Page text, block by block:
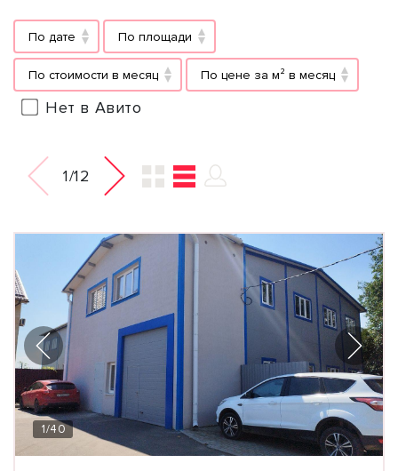
По дате По площади
По стоимости в месяц По цене за м² в месяц
Нет в Авито
1/12
1/40